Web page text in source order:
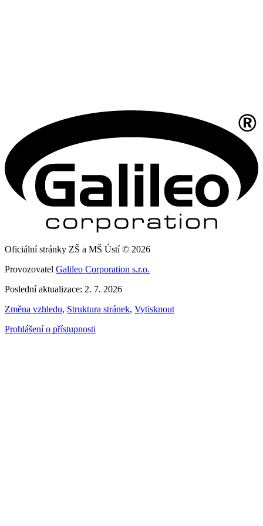
Oficiální stránky ZŠ a MŠ Ústí © 2026
Provozovatel Galileo Corporation s.r.o.
Poslední aktualizace: 2. 7. 2026
Změna vzhledu, Struktura stránek, Vytisknout
Prohlášení o přístupnosti